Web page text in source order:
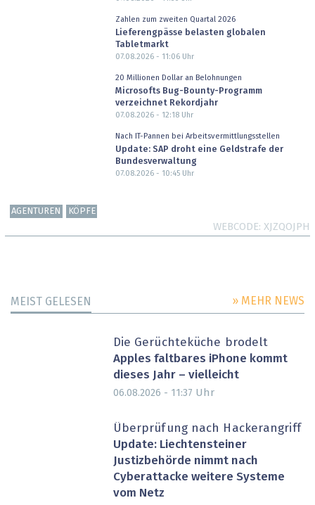
Zahlen zum zweiten Quartal 2026
Lieferengpässe belasten globalen
Tabletmarkt
07.08.2026 - 11:06Uhr
20 Millionen Dollar an Belohnungen
Microsofts Bug-Bounty-Programm
verzeichnet Rekordjahr
07.08.2026 - 12:18Uhr
Nach IT-Pannen bei Arbeitsvermittlungsstellen
Update: SAP droht eine Geldstrafe der
Bundesverwaltung
07.08.2026 - 10:45Uhr
AGENTUREN KÖPFE
WEBCODE XJZQOJPH
MEIST GELESEN » MEHR NEWS
Die Gerüchteküche brodelt
Apples faltbares iPhone kommt
dieses Jahr – vielleicht
06.08.2026 - 11:37 Uhr
Überprüfung nach Hackerangriff
Update: Liechtensteiner
Justizbehörde nimmt nach
Cyberattacke weitere Systeme
vom Netz